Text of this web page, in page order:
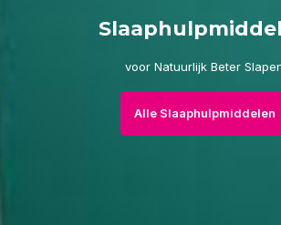
voor Natuurlijk Beter
Alle Slaaphulpmiddelen